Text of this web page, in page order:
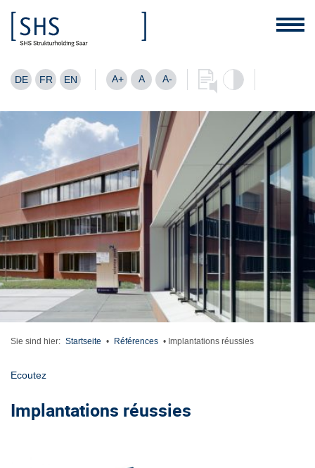
DE FR EN A+ A A-
Sie sind hier: Startseite • Références • Implantations réussies
Ecoutez
Implantations réussies